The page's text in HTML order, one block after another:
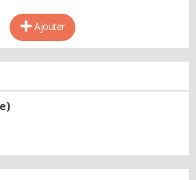
Ajouter